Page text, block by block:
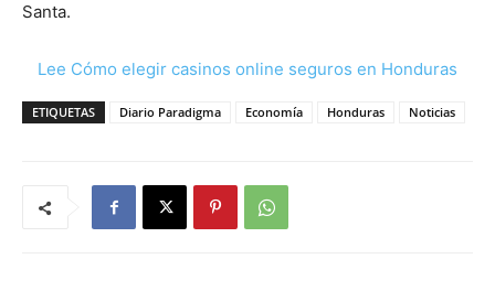
Santa.
Lee Cómo elegir casinos online seguros en Honduras
ETIQUETAS Diario Paradigma Economía Honduras Noticias